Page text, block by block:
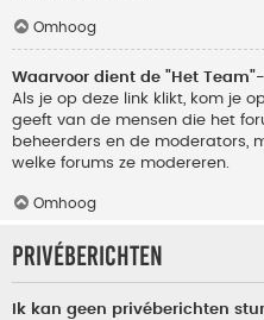
Omhoog
Waarvoor dient de "Het
Als je op deze link klikt, kom je
geeft van de mensen die het
beheerders en de moderators,
welke forums ze modereren.
Omhoog
Privéberichten
Ik kan geen privéberichten